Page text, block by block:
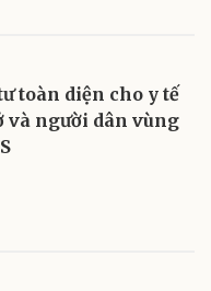
toàn diện cho y tế
và người dân vùng